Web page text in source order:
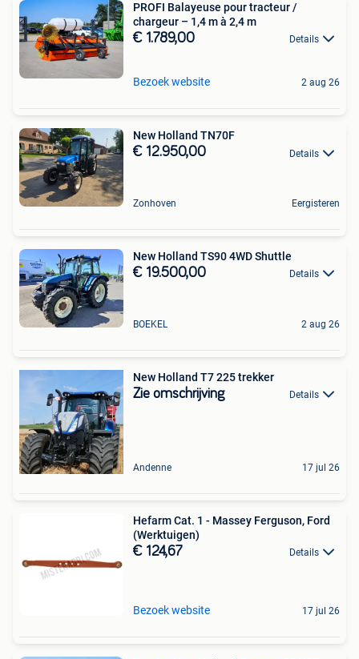
PROFI Balayeuse pour tracteur /
chargeur – 1,4 m à 2,4 m
€ 1.789,00 Details
Bezoek website 2 aug 26
New Holland TN70F
€ 12.950,00 Details
Zonhoven Eergisteren
New Holland TS90 4WD Shuttle
€ 19.500,00 Details
BOEKEL 2 aug 26
New Holland T7 225 trekker
Zie omschrijving Details
Andenne 17 jul 26
Hefarm Cat. 1 - Massey Ferguson, Ford
(Werktuigen)
€ 124,67 Details
Bezoek website 17 jul 26